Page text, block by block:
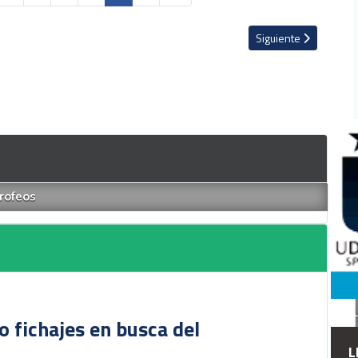
un mensaje al saprissismo Artículo siguiente:
Siguiente
fichajes en busca del